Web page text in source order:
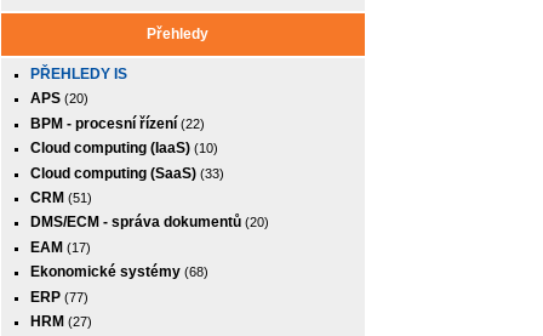
Přehledy
PŘEHLEDY IS
APS (20)
BPM - procesní řízení (22)
Cloud computing (IaaS) (10)
Cloud computing (SaaS) (33)
CRM (51)
DMS/ECM - správa dokumentů (20)
EAM (17)
Ekonomické systémy (68)
ERP (77)
HRM (27)